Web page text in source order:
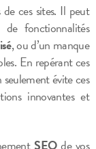
ces sites. Il peut
de fonctionnalités
, ou d’un manque
En repérant ces
évite ces
innovantes et
SEOde vos